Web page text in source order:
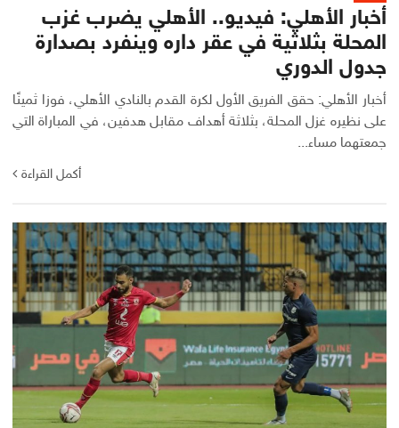
أخبار الأهلي: فيديو.. الأهلي يضرب غزب
المحلة بثلاثية في عقر داره وينفرد بصدارة
جدول الدوري
أخبار الأهلي: حقق الفريق الأول لكرة القدم بالنادي الأهلي، فوزا ثمينًا
على نظيره غزل المحلة، بثلاثة أهداف مقابل هدفين، في المباراة التي
جمعتهما مساء...
أكمل القراءة